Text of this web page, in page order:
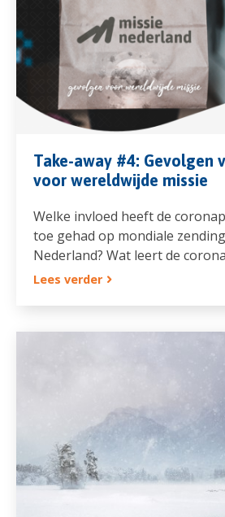
Take-away #4: Gevolgen
voor wereldwijde missie
Welke invloed heeft de
toe gehad op mondiale
Nederland? Wat leert de
Lees verder